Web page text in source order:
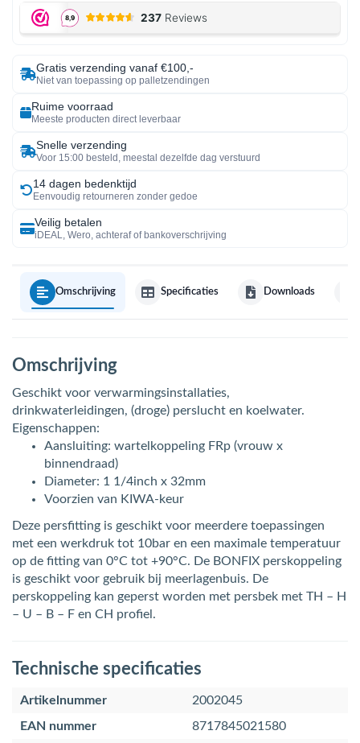
Gratis verzending vanaf €100,-
Niet van toepassing op palletzendingen
Ruime voorraad
Meeste producten direct leverbaar
Snelle verzending
Voor 15:00 besteld, meestal dezelfde dag verstuurd
14 dagen bedenktijd
Eenvoudig retourneren zonder gedoe
Veilig betalen
iDEAL, Wero, achteraf of bankoverschrijving
Omschrijving Specificaties Downloads
Omschrijving
Geschikt voor verwarmingsinstallaties,
drinkwaterleidingen, (droge) perslucht en koelwater.
Eigenschappen:
Aansluiting: wartelkoppeling FRp (vrouw x
binnendraad)
Diameter: 1 1/4inch x 32mm
Voorzien van KIWA-keur
Deze persfitting is geschikt voor meerdere toepassingen
met een werkdruk tot 10bar en een maximale temperatuur
op de fitting van 0°C tot +90°C. De BONFIX perskoppeling
is geschikt voor gebruik bij meerlagenbuis. De
perskoppeling kan geperst worden met persbek met TH – H
– U – B – F en CH profiel.
Technische specificaties
Artikelnummer
2002045
EAN nummer
8717845021580